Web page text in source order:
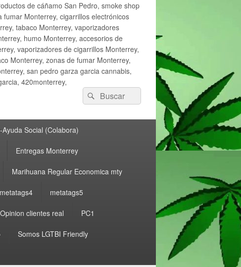
de cáñamo San Pedro, smoke shop
Monterrey, cigarrillos electrónicos
tabaco Monterrey, vaporizadores
humo Monterrey, accesorios de
vaporizadores de cigarrillos Monterrey,
Monterrey, zonas de fumar Monterrey,
san pedro garza garcia cannabis,
420monterrey,
Buscar
por:
Buscar
Social (Colabora)
Entregas Monterrey
Marihuana Regular Economica mty
metatags4 metatags5
Opinion clientes real PC1
Somos LGTBI Friendly